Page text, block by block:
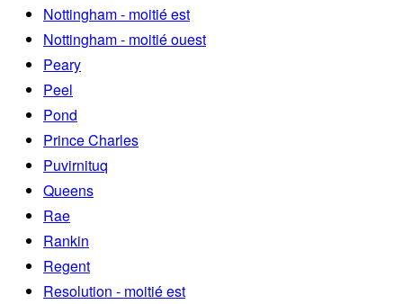
Nottingham - moitié est
Nottingham - moitié ouest
Peary
Peel
Pond
Prince Charles
Puvirnituq
Queens
Rae
Rankin
Regent
Resolution - moitié est